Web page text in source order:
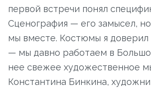
первой встречи понял
Сценография — его замысел,
мы вместе. Костюмы я
— мы давно работаем в
нее свежее художественное
Константина Бинкина,